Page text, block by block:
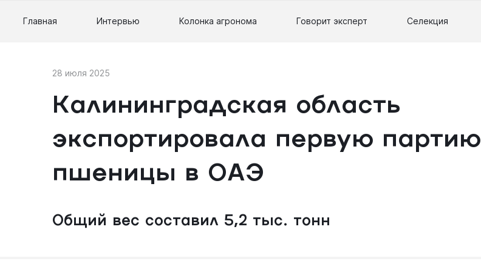
Главная Интервью Колонка агронома Говорит эксперт Селекция
28 июля 2025
Калининградская область
экспортировала первую партию
пшеницы в ОАЭ
Общий вес составил 5,2 тыс. тонн